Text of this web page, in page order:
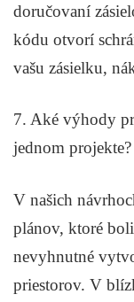
doručovaní
kódu otvorí
vašu zásielku,
7. Aké výhody
jednom projekte?
V našich
plánov, ktoré
nevyhnutné
priestorov. V